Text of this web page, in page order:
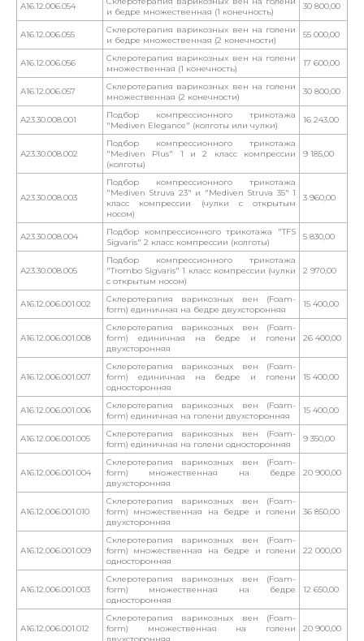
А16.12.006.054
и бедре множественная (1 конечность)
30 800,00
А16.12.006.055
Склеротерапия варикозных вен на голени
и бедре множественная (2 конечности)
55 000,00
А16.12.006.056
Склеротерапия варикозных вен на голени
множественная (1 конечность)
17 600,00
А16.12.006.057
Склеротерапия варикозных вен на голени
множественная (2 конечности)
30 800,00
А23.30.008.001
Подбор компрессионного трикотажа
"Mediven Elegance" (колготы или чулки)
16 243,00
А23.30.008.002
Подбор компрессионного трикотажа
"Mediven Plus" 1 и 2 класс компрессии
(колготы)
9 185,00
А23.30.008.003
Подбор компрессионного трикотажа
"Mediven Struva 23" и "Mediven Struva 35" 1
класс компрессии (чулки с открытым
носом)
3 960,00
А23.30.008.004
Подбор компрессионного трикотажа "TFS
Sigvaris" 2 класс компрессии (колготы)
5 830,00
А23.30.008.005
Подбор компрессионного трикотажа
"Trombo Sigvaris" 1 класс компрессии (чулки
с открытым носом)
2 970,00
А16.12.006.001.002
Склеротерапия варикозных вен (Foam-
form) единичная на бедре двухсторонняя
15 400,00
А16.12.006.001.008
Склеротерапия варикозных вен (Foam-
form) единичная на бедре и голени
двухсторонняя
26 400,00
А16.12.006.001.007
Склеротерапия варикозных вен (Foam-
form) единичная на бедре и голени
односторонняя
15 400,00
А16.12.006.001.006
Склеротерапия варикозных вен (Foam-
form) единичная на голени двухсторонняя
15 400,00
А16.12.006.001.005
Склеротерапия варикозных вен (Foam-
form) единичная на голени односторонняя
9 350,00
А16.12.006.001.004
Склеротерапия варикозных вен (Foam-
form) множественная на бедре
двухсторонняя
20 900,00
А16.12.006.001.010
Склеротерапия варикозных вен (Foam-
form) множественная на бедре и голени
двухсторонняя
36 850,00
А16.12.006.001.009
Склеротерапия варикозных вен (Foam-
form) множественная на бедре и голени
односторонняя
22 000,00
А16.12.006.001.003
Склеротерапия варикозных вен (Foam-
form) множественная на бедре
односторонняя
12 650,00
А16.12.006.001.012
Склеротерапия варикозных вен (Foam-
form) множественная на голени
20 900,00